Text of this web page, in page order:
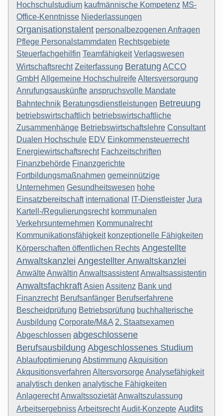
Hochschulstudium kaufmännische Kompetenz MS-
Office-Kenntnisse Niederlassungen
Organisationstalent personalbezogenen Anfragen
Pflege Personalstammdaten Rechtsgebiete
Steuerfachgehilfin Teamfähigkeit Verlagswesen
Wirtschaftsrecht Zeiterfassung Beratung ACCO
GmbH Allgemeine HochschulreifeAltersversorgung
Anrufungsauskünfte anspruchsvolle Mandate
Bahntechnik Beratungsdienstleistungen Betreuung
betriebswirtschaftlich betriebswirtschaftliche
Zusammenhänge Betriebswirtschaftslehre Consultant
Dualen Hochschule EDV Einkommensteuerrecht
Energiewirtschaftsrecht Fachzeitschriften
Finanzbehörde Finanzgerichte
Fortbildungsmaßnahmen gemeinnützige
Unternehmen Gesundheitswesen hohe
Einsatzbereitschaft international IT-Dienstleister Jura
Kartell-/Regulierungsrecht kommunalen
Verkehrsunternehmen Kommunalrecht
Kommunikationsfähigkeit konzeptionelle Fähigkeiten
Körperschaften öffentlichen Rechts Angestellte
Anwaltskanzlei Angestellter Anwaltskanzlei
AnwälteAnwältin AnwaltsassistentAnwaltsassistentin
AnwaltsfachkraftAsien Assitenz Bank und
Finanzrecht Berufsanfänger Berufserfahrene
Bescheidprüfung Betriebsprüfung buchhalterische
Ausbildung Corporate/M&A 2. Staatsexamen
Abgeschlossen abgeschlossene
Berufsausbildung Abgeschlossenes Studium
Ablaufoptimierung Abstimmung Akquisition
Akqusitionsverfahren AltersvorsorgeAnalysefähigkeit
analytisch denken analytische Fähigkeiten
AnlagerechtAnwaltssozietätAnwaltszulassung
ArbeitsergebnissArbeitsrechtAudit-Konzepte Audits